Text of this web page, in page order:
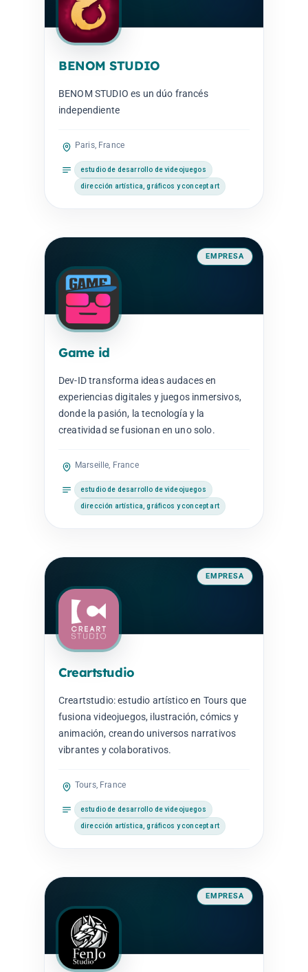
BENOM STUDIO
BENOM STUDIO es un dúo francés
independiente
Paris, France
estudio de desarrollo de videojuegos
dirección artística, gráficos y concept art
EMPRESA
Game id
Dev-ID transforma ideas audaces en
experiencias digitales y juegos inmersivos,
donde la pasión, la tecnología y la
creatividad se fusionan en uno solo.
Marseille, France
estudio de desarrollo de videojuegos
dirección artística, gráficos y concept art
EMPRESA
Creartstudio
Creartstudio: estudio artístico en Tours que
fusiona videojuegos, ilustración, cómics y
animación, creando universos narrativos
vibrantes y colaborativos.
Tours, France
estudio de desarrollo de videojuegos
dirección artística, gráficos y concept art
EMPRESA